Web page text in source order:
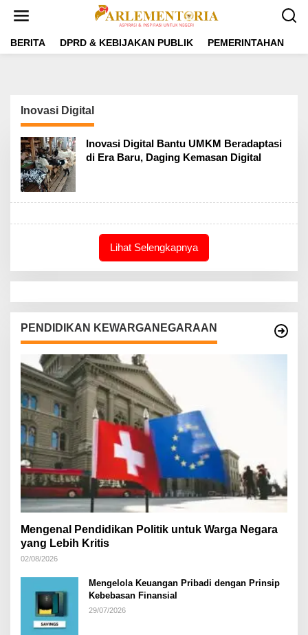
t
BERITA DPRD & KEBIJAKAN PUBLIK PEMERINTAHAN
Inovasi Digital
Inovasi Digital Bantu UMKM Beradaptasi
di Era Baru, Daging Kemasan Digital
Lihat Selengkapnya
PENDIDIKAN KEWARGANEGARAAN
Mengenal Pendidikan Politik untuk Warga Negara
yang Lebih Kritis
02/08/2026
Mengelola Keuangan Pribadi dengan Prinsip
Kebebasan Finansial
29/07/2026